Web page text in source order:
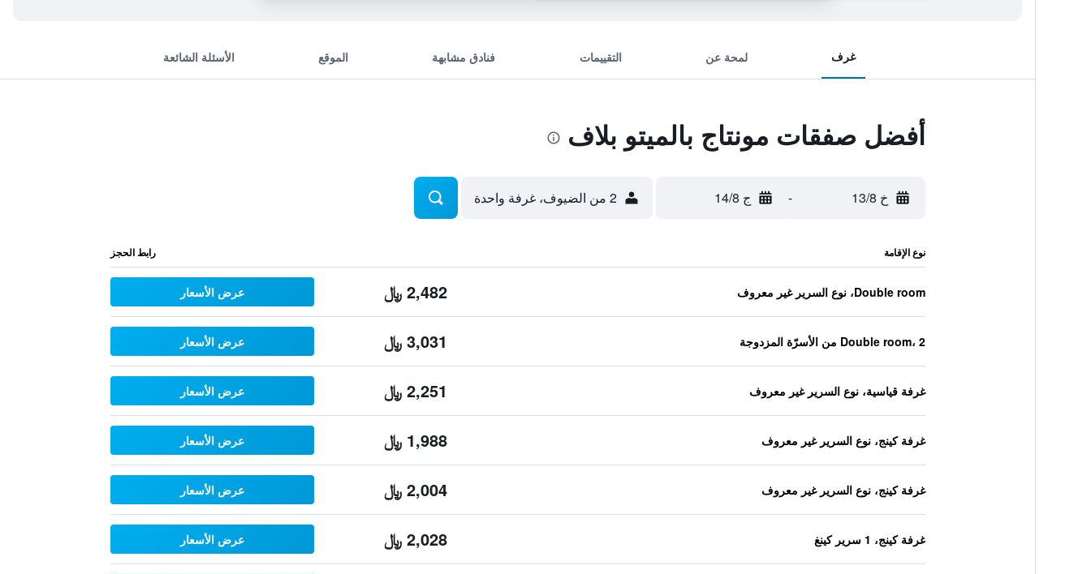
غرف لمحة عن التقييمات فنادق مشابهة الموقع الأسئلة الشائعة
أفضل صفقات مونتاج بالميتو بلاف
خ 13/8 - ج 14/8 2 من الضيوف، غرفة واحدة
نوع الإقامة رابط الحجز
Double room، نوع السرير غير معروف 2,482 ﷼ عرض الأسعار
Double room، 2 من الأسرّة المزدوجة 3,031 ﷼ عرض الأسعار
غرفة قياسية، نوع السرير غير معروف 2,251 ﷼ عرض الأسعار
غرفة كينج، نوع السرير غير معروف 1,988 ﷼ عرض الأسعار
غرفة كينج، نوع السرير غير معروف 2,004 ﷼ عرض الأسعار
غرفة كينج، 1 سرير كينغ 2,028 ﷼ عرض الأسعار